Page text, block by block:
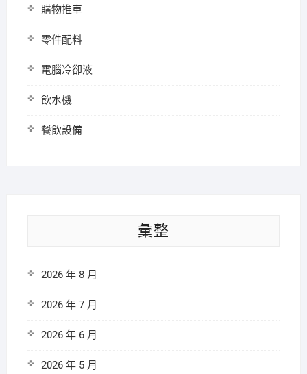
購物推車
零件配料
電腦冷卻液
飲水機
餐飲設備
彙整
2026 年 8 月
2026 年 7 月
2026 年 6 月
2026 年 5 月